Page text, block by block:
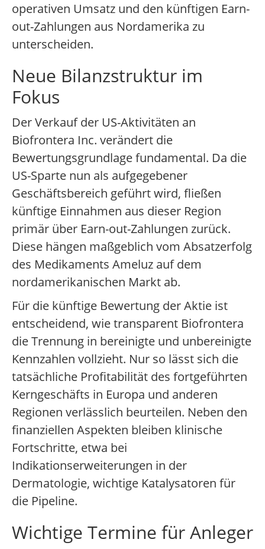
operativen Umsatz und den künftigen Earn-
out-Zahlungen aus Nordamerika zu
unterscheiden.
Neue Bilanzstruktur im
Fokus
Der Verkauf der US-Aktivitäten an
Biofrontera Inc. verändert die
Bewertungsgrundlage fundamental. Da die
US-Sparte nun als aufgegebener
Geschäftsbereich geführt wird, fließen
künftige Einnahmen aus dieser Region
primär über Earn-out-Zahlungen zurück.
Diese hängen maßgeblich vom Absatzerfolg
des Medikaments Ameluz auf dem
nordamerikanischen Markt ab.
Für die künftige Bewertung der Aktie ist
entscheidend, wie transparent Biofrontera
die Trennung in bereinigte und unbereinigte
Kennzahlen vollzieht. Nur so lässt sich die
tatsächliche Profitabilität des fortgeführten
Kerngeschäfts in Europa und anderen
Regionen verlässlich beurteilen. Neben den
finanziellen Aspekten bleiben klinische
Fortschritte, etwa bei
Indikationserweiterungen in der
Dermatologie, wichtige Katalysatoren für
die Pipeline.
Wichtige Termine für Anleger